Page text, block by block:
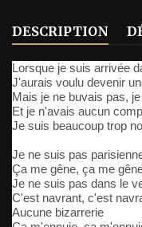
DESCRIPTION
Lorsque je suis arrivée
J'aurais voulu devenir
Mais je ne buvais pas,
Et je n'avais aucun
Je suis beaucoup trop
Je ne suis pas
Ça me gêne, ça me
Je ne suis pas dans le
C'est navrant, c'est
Aucune bizarrerie